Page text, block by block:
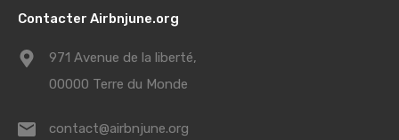
Contacter Airbnjune.org
971 Avenue de la liberté,
00000 Terre du Monde
contact@airbnjune.org